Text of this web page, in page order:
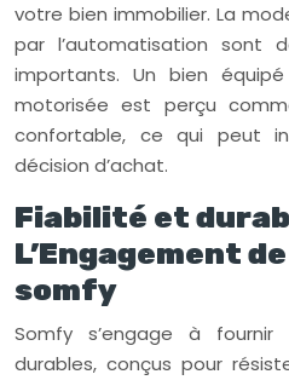
votre bien immobilier. La
par l’automatisation sont
importants. Un bien
motorisée est perçu
confortable, ce qui peut
décision d’achat.
Fiabilité et
L’Engagement
somfy
Somfy s’engage à
durables, conçus pour